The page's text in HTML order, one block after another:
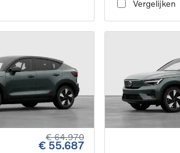
Vergelijken
€ 64.970
€ 55.687